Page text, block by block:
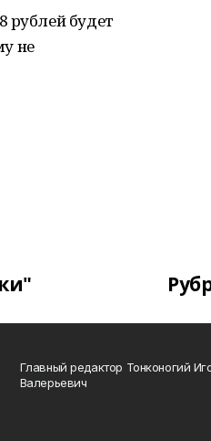
рублей будет
не
Главный редактор Тонконогий
Валерьевич